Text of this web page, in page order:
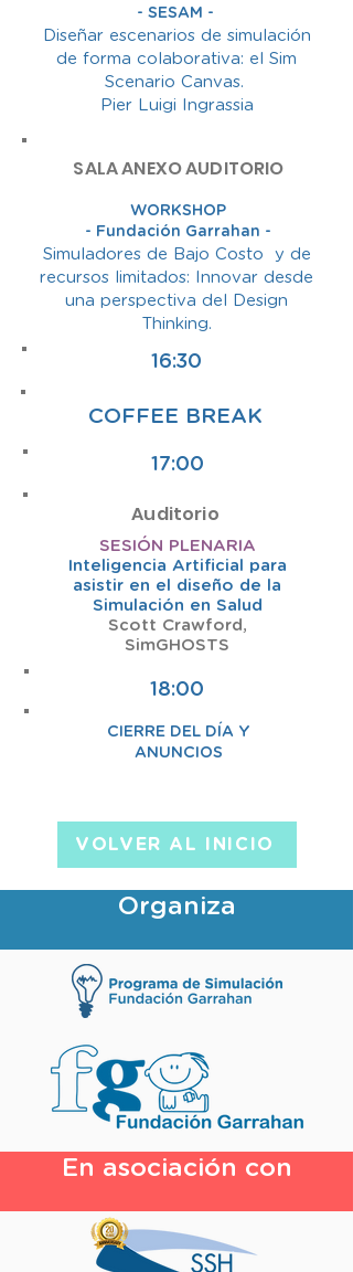
- SESAM -
Diseñar escenarios de simulación
de forma colaborativa: el Sim
Scenario Canvas.
Pier Luigi Ingrassia
SALA ANEXO AUDITORIO
WORKSHOP
- Fundación Garrahan -
Simuladores de Bajo Costo y de
recursos limitados: Innovar desde
una perspectiva del Design
Thinking.
16:30
COFFEE BREAK
17:00
Auditorio
SESIÓN PLENARIA
Inteligencia Artificial para
asistir en el diseño de la
Simulación en Salud
Scott Crawford,
SimGHOSTS
CIERRE DEL DÍA Y
ANUNCIOS
18:00
VOLVER AL INICIO
Organiza
En asociación con